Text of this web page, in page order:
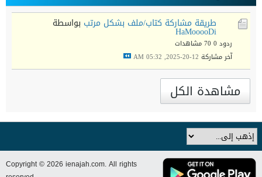
طريقة مشاركة كتاب/ملف بشكل مرتب بواسطة
HaMooooDi
ردود 0
70 مشاهدات
آخر مشاركة 12-20-2025, 05:32 AM
مشاهدة الكل
Copyright © 2026 ienajah.com. All rights